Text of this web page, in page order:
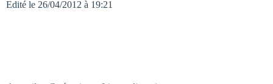
Edité le 26/04/2012 à 19:21